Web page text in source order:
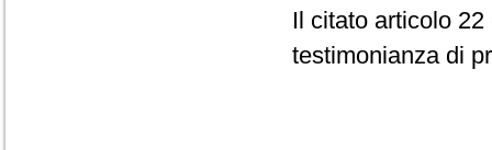
Il citato articolo
testimonianza di